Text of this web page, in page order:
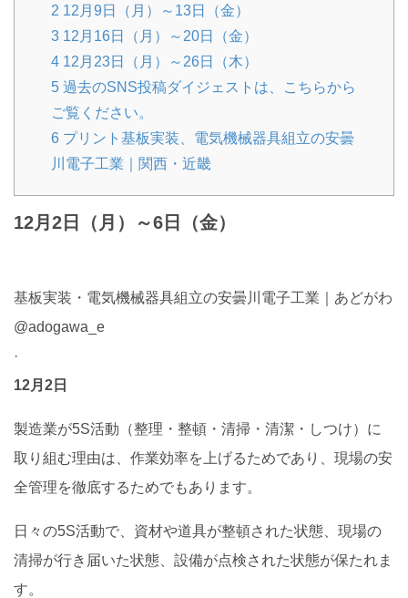
2 12月9日（月）～13日（金）
3 12月16日（月）～20日（金）
4 12月23日（月）～26日（木）
5 過去のSNS投稿ダイジェストは、こちらから
ご覧ください。
6 プリント基板実装、電気機械器具組立の安曇
川電子工業｜関西・近畿
12月2日（月）～6日（金）
基板実装・電気機械器具組立の安曇川電子工業｜あどがわ
@adogawa_e
·
12月2日
製造業が5S活動（整理・整頓・清掃・清潔・しつけ）に
取り組む理由は、作業効率を上げるためであり、現場の安
全管理を徹底するためでもあります。
日々の5S活動で、資材や道具が整頓された状態、現場の
清掃が行き届いた状態、設備が点検された状態が保たれま
す。